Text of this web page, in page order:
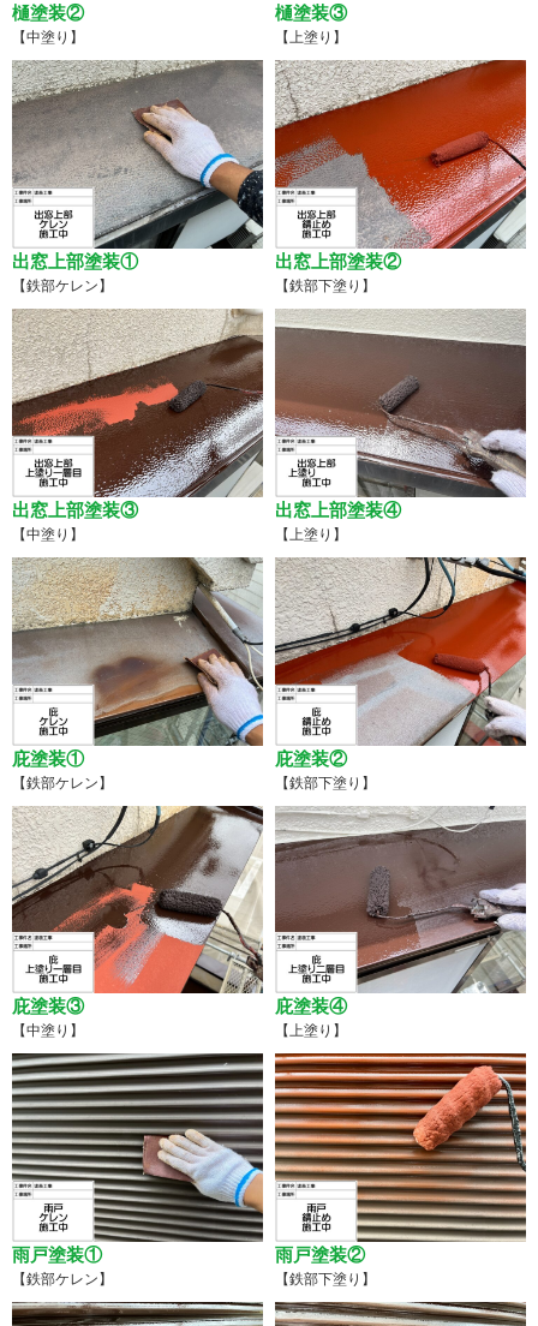
樋塗装②
【中塗り】
樋塗装③
【上塗り】
出窓上部塗装①
【鉄部ケレン】
出窓上部塗装②
【鉄部下塗り】
出窓上部塗装③
【中塗り】
出窓上部塗装④
【上塗り】
庇塗装①
【鉄部ケレン】
庇塗装②
【鉄部下塗り】
庇塗装③
【中塗り】
庇塗装④
【上塗り】
雨戸塗装①
【鉄部ケレン】
雨戸塗装②
【鉄部下塗り】